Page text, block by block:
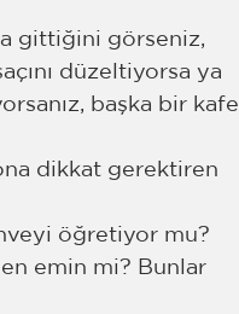
gittiğini görseniz,
düzeltiyorsa ya
başka bir kafe
dikkat gerektiren
öğretiyor mu?
emin mi? Bunlar